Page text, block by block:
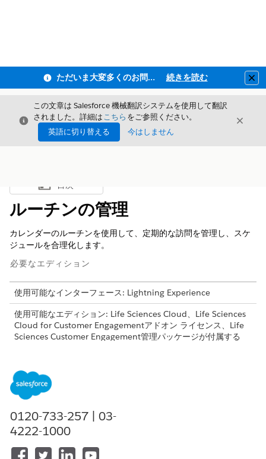
ただいま大変多くのお問い合わせをいただいており、ご連絡までにお時間を頂戴しております 続きを読む
閉じる
この文章は Salesforce 機械翻訳システムを使用して翻訳
されました。詳細はこちら をご参照ください。
英語に切り替える
今はしません
閉じる
目次を表示
目次
ルーチンの管理
カレンダーのルーチンを使用して、定期的な訪問を管理し、スケ
ジュールを合理化します。
必要なエディション
使用可能なインターフェース: Lightning Experience
使用可能なエディション: Life Sciences Cloud、Life Sciences
Cloud for Customer Engagementアドオン ライセンス、Life
Sciences Customer Engagement管理パッケージが付属する
ルーチンの作成
定期的なスケジュールに定義済みの訪問セットをすばやく適用す
るルーチンを作成します。これにより、個々の訪問を作成する必
要がなくなり、カレンダー全体での 1 日または複数日のルーチン
のプロセスが合理化されます。
アプリケーションランチャーで、[
0120-733-257 | 03-
4222-1000